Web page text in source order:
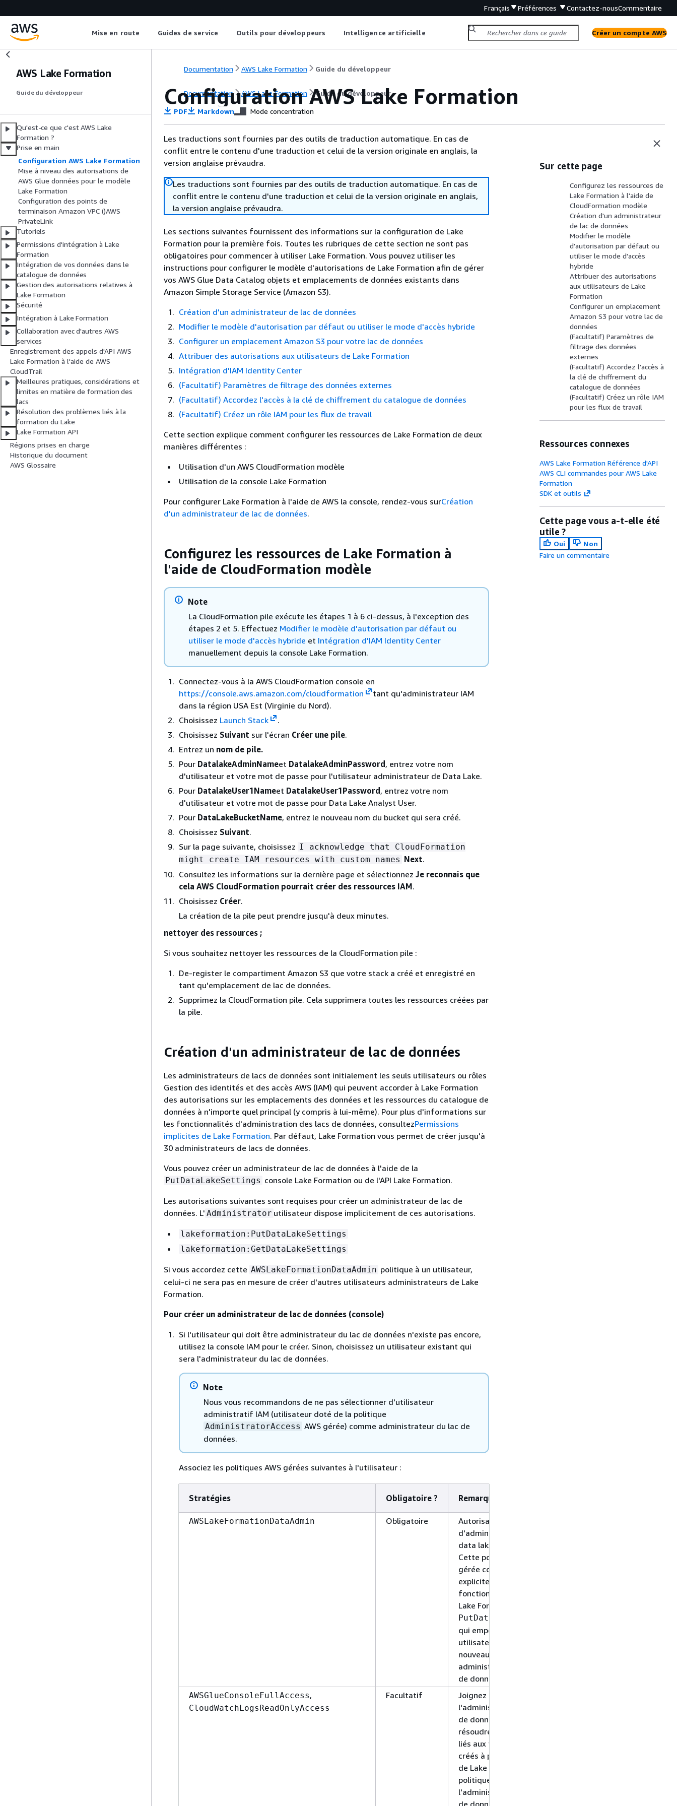
Français Préférences Contactez-nousCommentaire
Mise en route Guides de service Outils pour développeurs Intelligence artificielle Créer un compte AWS
AWS Lake Formation
Guide du développeur
Qu'est-ce que c'est AWS Lake
Formation ?
Prise en main
Configuration AWS Lake Formation
Mise à niveau des autorisations de
AWS Glue données pour le modèle
Lake Formation
Configuration des points de
terminaison Amazon VPC ()AWS
PrivateLink
Tutoriels
Permissions d'intégration à Lake
Formation
Intégration de vos données dans le
catalogue de données
Gestion des autorisations relatives à
Lake Formation
Sécurité
Intégration à Lake Formation
Collaboration avec d'autres AWS
services
Enregistrement des appels d'API AWS
Lake Formation à l'aide de AWS
CloudTrail
Meilleures pratiques, considérations et
limites en matière de formation des
lacs
Résolution des problèmes liés à la
formation du Lake
Lake Formation API
Régions prises en charge
Historique du document
AWS Glossaire
Documentation AWS Lake Formation Guide du développeur
Documentation AWS Lake Formation Guide du développeur
Configuration AWS Lake Formation
PDF Markdown Mode concentration
Les traductions sont fournies par des outils de traduction automatique. En cas de
conflit entre le contenu d'une traduction et celui de la version originale en anglais, la
version anglaise prévaudra.
Les traductions sont fournies par des outils de traduction automatique. En cas de
conflit entre le contenu d'une traduction et celui de la version originale en anglais,
la version anglaise prévaudra.
Les sections suivantes fournissent des informations sur la configuration de Lake
Formation pour la première fois. Toutes les rubriques de cette section ne sont pas
obligatoires pour commencer à utiliser Lake Formation. Vous pouvez utiliser les
instructions pour configurer le modèle d'autorisations de Lake Formation afin de gérer
vos AWS Glue Data Catalog objets et emplacements de données existants dans
Amazon Simple Storage Service (Amazon S3).
Création d'un administrateur de lac de données
Modifier le modèle d'autorisation par défaut ou utiliser le mode d'accès hybride
Configurer un emplacement Amazon S3 pour votre lac de données
Attribuer des autorisations aux utilisateurs de Lake Formation
Intégration d'IAM Identity Center
(Facultatif) Paramètres de filtrage des données externes
(Facultatif) Accordez l'accès à la clé de chiffrement du catalogue de données
(Facultatif) Créez un rôle IAM pour les flux de travail
Cette section explique comment configurer les ressources de Lake Formation de deux
manières différentes :
Utilisation d'un AWS CloudFormation modèle
Utilisation de la console Lake Formation
Pour configurer Lake Formation à l'aide de AWS la console, rendez-vous surCréation
d'un administrateur de lac de données.
Configurez les ressources de Lake Formation à
l'aide de CloudFormation modèle
Note
La CloudFormation pile exécute les étapes 1 à 6 ci-dessus, à l'exception des
étapes 2 et 5. Effectuez Modifier le modèle d'autorisation par défaut ou
utiliser le mode d'accès hybride et Intégration d'IAM Identity Center
manuellement depuis la console Lake Formation.
Connectez-vous à la AWS CloudFormation console en
https://console.aws.amazon.com/cloudformation
tant qu'administrateur IAM
dans la région USA Est (Virginie du Nord).
Choisissez Launch Stack
.
Choisissez Suivant sur l'écran Créer une pile.
Entrez un nom de pile.
Pour DatalakeAdminNameet DatalakeAdminPassword, entrez votre nom
d'utilisateur et votre mot de passe pour l'utilisateur administrateur de Data Lake.
Pour DatalakeUser1Nameet DatalakeUser1Password, entrez votre nom
d'utilisateur et votre mot de passe pour Data Lake Analyst User.
Pour DataLakeBucketName, entrez le nouveau nom du bucket qui sera créé.
Choisissez Suivant.
Sur la page suivante, choisissez I acknowledge that CloudFormation
might create IAM resources with custom names Next.
Consultez les informations sur la dernière page et sélectionnez Je reconnais que
cela AWS CloudFormation pourrait créer des ressources IAM.
Choisissez Créer.
La création de la pile peut prendre jusqu'à deux minutes.
nettoyer des ressources ;
Si vous souhaitez nettoyer les ressources de la CloudFormation pile :
De-register le compartiment Amazon S3 que votre stack a créé et enregistré en
tant qu'emplacement de lac de données.
Supprimez la CloudFormation pile. Cela supprimera toutes les ressources créées par
la pile.
Création d'un administrateur de lac de données
Les administrateurs de lacs de données sont initialement les seuls utilisateurs ou rôles
Gestion des identités et des accès AWS (IAM) qui peuvent accorder à Lake Formation
des autorisations sur les emplacements des données et les ressources du catalogue de
données à n'importe quel principal (y compris à lui-même). Pour plus d'informations sur
les fonctionnalités d'administration des lacs de données, consultezPermissions
implicites de Lake Formation. Par défaut, Lake Formation vous permet de créer jusqu'à
30 administrateurs de lacs de données.
Vous pouvez créer un administrateur de lac de données à l'aide de la
PutDataLakeSettings console Lake Formation ou de l'API Lake Formation.
Les autorisations suivantes sont requises pour créer un administrateur de lac de
données. L' Administrator utilisateur dispose implicitement de ces autorisations.
lakeformation:PutDataLakeSettings
lakeformation:GetDataLakeSettings
Si vous accordez cette AWSLakeFormationDataAdmin politique à un utilisateur,
celui-ci ne sera pas en mesure de créer d'autres utilisateurs administrateurs de Lake
Formation.
Pour créer un administrateur de lac de données (console)
Si l'utilisateur qui doit être administrateur du lac de données n'existe pas encore,
utilisez la console IAM pour le créer. Sinon, choisissez un utilisateur existant qui
sera l'administrateur du lac de données.
Note
Nous vous recommandons de ne pas sélectionner d'utilisateur
administratif IAM (utilisateur doté de la politique
AdministratorAccess AWS gérée) comme administrateur du lac de
données.
Associez les politiques AWS gérées suivantes à l'utilisateur :
Stratégies Obligatoire ? Remarques
AWSLakeFormationDataAdmin Obligatoire
Autorisations
d'administrateur de
data lake de base.
Cette politique AWS
gérée contient un refus
explicite du
fonctionnement de l'API
Lake Formation,
PutDataLakeSetting
qui empêche les
utilisateurs de créer de
nouveaux
administrateurs de lacs
de données.
AWSGlueConsoleFullAccess,
CloudWatchLogsReadOnlyAccess
Facultatif
Joignez ces politiques si
l'administrateur du lac
de données doit
résoudre les problèmes
liés aux flux de travail
créés à partir des plans
de Lake Formation. Ces
politiques permettent à
l'administrateur du lac
de données de
Sur cette page
Configurez les ressources de
Lake Formation à l'aide de
CloudFormation modèle
Création d'un administrateur
de lac de données
Modifier le modèle
d'autorisation par défaut ou
utiliser le mode d'accès
hybride
Attribuer des autorisations
aux utilisateurs de Lake
Formation
Configurer un emplacement
Amazon S3 pour votre lac de
données
(Facultatif) Paramètres de
filtrage des données
externes
(Facultatif) Accordez l'accès à
la clé de chiffrement du
catalogue de données
(Facultatif) Créez un rôle IAM
pour les flux de travail
Ressources connexes
AWS Lake Formation Référence d'API
AWS CLI commandes pour AWS Lake
Formation
SDK et outils
Cette page vous a-t-elle été
utile ?
Oui
Non
Faire un commentaire